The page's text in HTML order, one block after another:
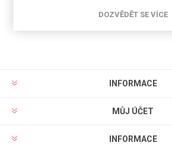
INFORMACE
MŮJ ÚČET
INFORMACE
DOZVĚDĚT SE VÍCE